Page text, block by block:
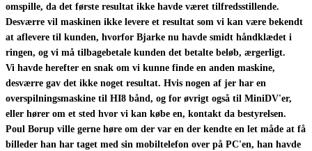
omspille, da det første resultat ikke havde været tilfredsstillende.
Desværre vil maskinen ikke levere et resultat som vi kan være bekendt
at aflevere til kunden, hvorfor Bjarke nu havde smidt håndklædet i
ringen, og vi må tilbagebetale kunden det betalte beløb, ærgerligt.
Vi havde herefter en snak om vi kunne finde en anden maskine,
desværre gav det ikke noget resultat. Hvis nogen af jer har en
overspilningsmaskine til HI8 bånd, og for øvrigt også til MiniDV'er,
eller hører om et sted hvor vi kan købe en, kontakt da bestyrelsen.
Poul Borup ville gerne høre om der var en der kendte en let måde at få
billeder han har taget med sin mobiltelefon over på PC'en, han havde